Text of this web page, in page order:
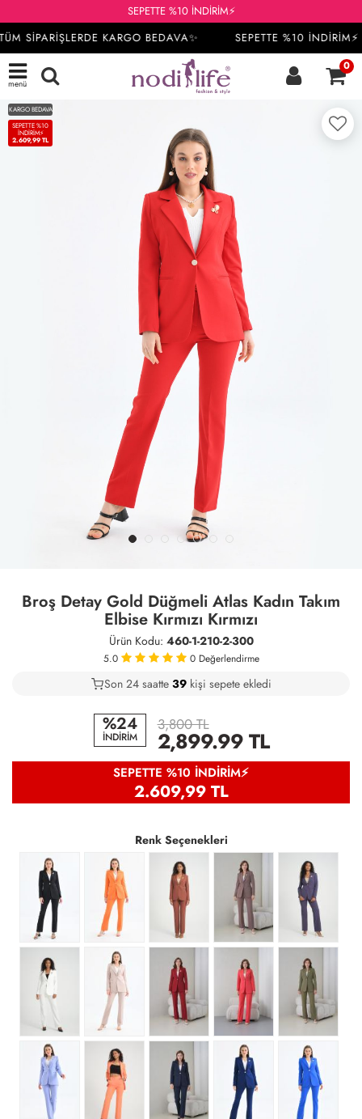
SEPETTE %10 İNDİRİM⚡
SİPARİŞLERDE KARGO BEDAVA✨
SEPETTE %10 İNDİRİM⚡
menü
0
KARGO BEDAVA
SEPETTE %10
İNDIRIM⚡
2.609,99 TL
Broş Detay Gold Düğmeli Atlas Kadın Takım
Elbise Kırmızı Kırmızı
Ürün Kodu: 460-1-210-2-300
5.0 0 Değerlendirme
28
Son 24 saatte 40 kişi sepete ekledi
13
%24
İNDİRİM
3,800 TL
2,899.99TL
SEPETTE %10 İNDIRIM⚡
2.609,99 TL
Renk Seçenekleri